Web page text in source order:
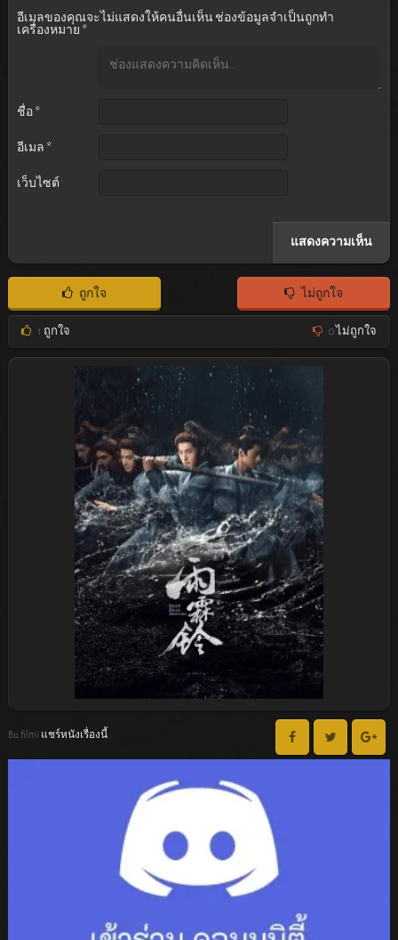
อีเมลของคุณจะไม่แสดงให้คนอื่นเห็น ช่องข้อมูลจำเป็นถูกทำ
เครื่องหมาย *
ชื่อ *
อีเมล *
เว็บไซต์
ถูกใจ ไม่ถูกใจ
1 ถูกใจ 0ไม่ถูกใจ
Bu filmi แชร์หนังเรื่องนี้ :